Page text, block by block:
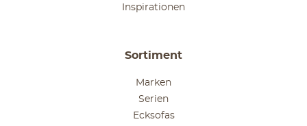
Inspirationen
Sortiment
Marken
Serien
Ecksofas